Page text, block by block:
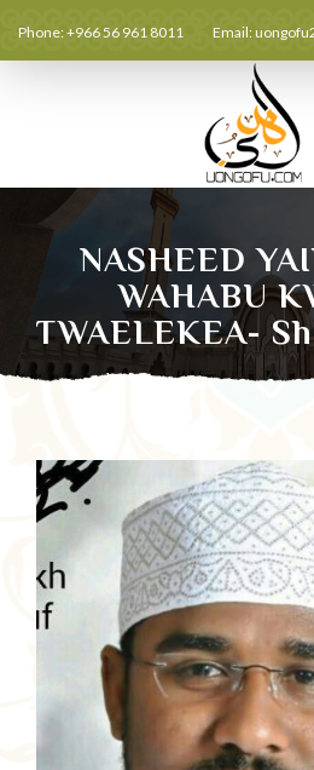
Phone: +966 56 961 8011 Email:
NASHEED
WAHABU
TWAELEKEA-